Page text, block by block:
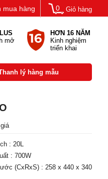
Giỏ hàng
0
mua hàng
mở
HƠN 16 NĂM
Kinh nghiệm
triển khai
lý hàng mẫu
: 20L
: 700W
(CxRxS) : 258 x 440 x 340